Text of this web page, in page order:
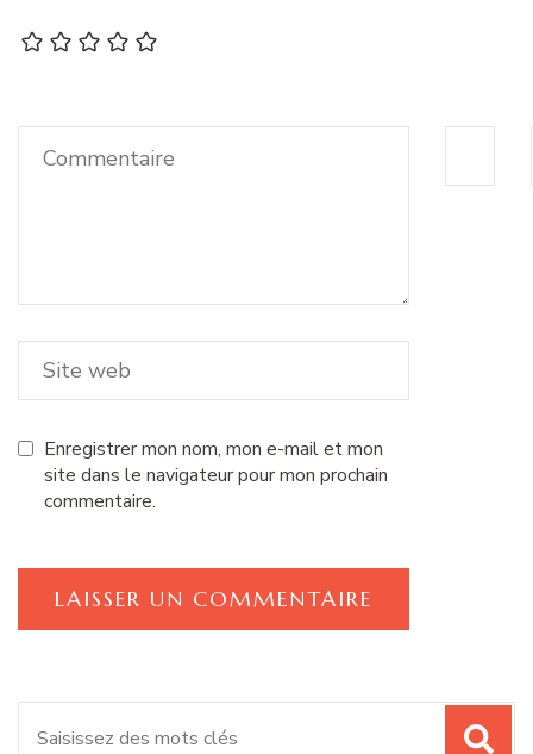
Enregistrer mon nom, mon e-mail et mon
site dans le navigateur pour mon prochain
commentaire.